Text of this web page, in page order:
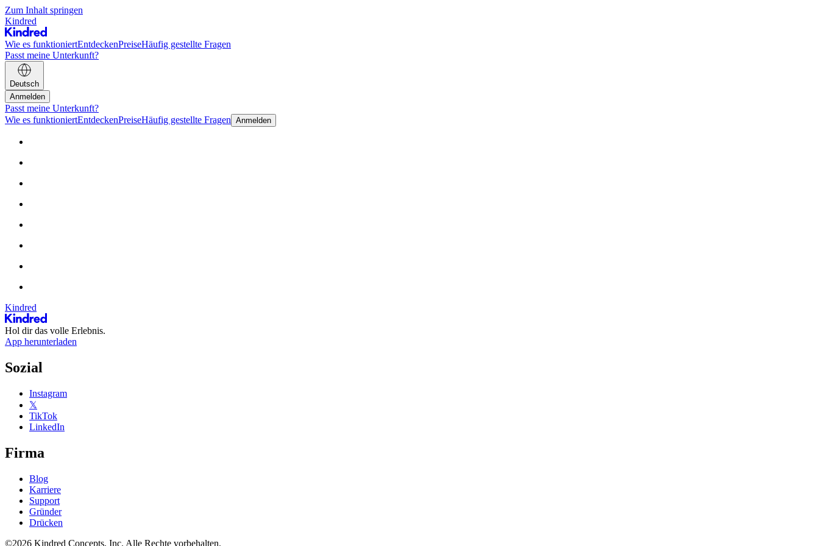
Zum Inhalt springen
Kindred
Wie es funktioniertEntdeckenPreiseHäufig gestellte Fragen
Passt meine Unterkunft?
Deutsch
Anmelden
Passt meine Unterkunft?
Wie es funktioniertEntdeckenPreiseHäufig gestellte Fragen Anmelden
Kindred
Hol dir das volle Erlebnis.
App herunterladen
Sozial
Instagram
𝕏
TikTok
LinkedIn
Firma
Blog
Karriere
Support
Gründer
Drücken
©2026 Kindred Concepts, Inc. Alle Rechte vorbehalten.